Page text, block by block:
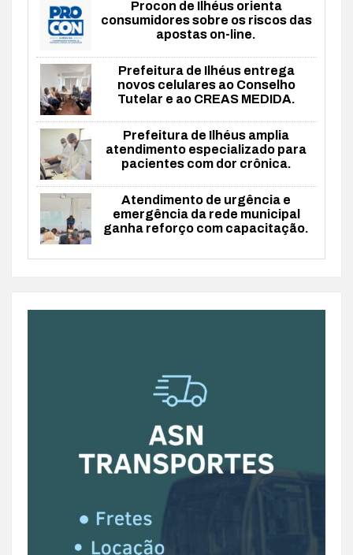
Procon de Ilhéus orienta
consumidores sobre os riscos das
apostas on-line.
Prefeitura de Ilhéus entrega
novos celulares ao Conselho
Tutelar e ao CREAS MEDIDA.
Prefeitura de Ilhéus amplia
atendimento especializado para
pacientes com dor crônica.
Atendimento de urgência e
emergência da rede municipal
ganha reforço com capacitação.